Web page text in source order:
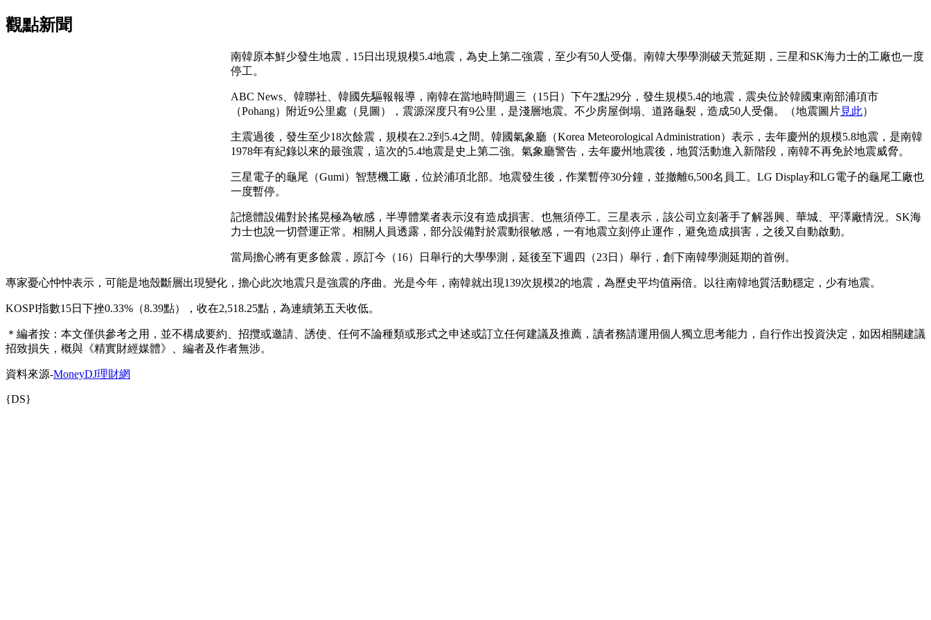
觀點新聞
南韓原本鮮少發生地震，15日出現規模5.4地震，為史上第二強震，至少有50人受傷。南韓大學學測破天荒延期，三星和SK海力士的工廠也一度
停工。
ABC News、韓聯社、韓國先驅報報導，南韓在當地時間週三（15日）下午2點29分，發生規模5.4的地震，震央位於韓國東南部浦項市
（Pohang）附近9公里處（見圖），震源深度只有9公里，是淺層地震。不少房屋倒塌、道路龜裂，造成50人受傷。（地震圖片見此）
主震過後，發生至少18次餘震，規模在2.2到5.4之間。韓國氣象廳（Korea Meteorological Administration）表示，去年慶州的規模5.8地震，是南韓
1978年有紀錄以來的最強震，這次的5.4地震是史上第二強。氣象廳警告，去年慶州地震後，地質活動進入新階段，南韓不再免於地震威脅。
三星電子的龜尾（Gumi）智慧機工廠，位於浦項北部。地震發生後，作業暫停30分鐘，並撤離6,500名員工。LG Display和LG電子的龜尾工廠也
一度暫停。
記憶體設備對於搖晃極為敏感，半導體業者表示沒有造成損害、也無須停工。三星表示，該公司立刻著手了解器興、華城、平澤廠情況。SK海
力士也說一切營運正常。相關人員透露，部分設備對於震動很敏感，一有地震立刻停止運作，避免造成損害，之後又自動啟動。
當局擔心將有更多餘震，原訂今（16）日舉行的大學學測，延後至下週四（23日）舉行，創下南韓學測延期的首例。
專家憂心忡忡表示，可能是地殼斷層出現變化，擔心此次地震只是強震的序曲。光是今年，南韓就出現139次規模2的地震，為歷史平均值兩倍。以往南韓地質活動穩定，少有地震。
KOSPI指數15日下挫0.33%（8.39點），收在2,518.25點，為連續第五天收低。
＊編者按：本文僅供參考之用，並不構成要約、招攬或邀請、誘使、任何不論種類或形式之申述或訂立任何建議及推薦，讀者務請運用個人獨立思考能力，自行作出投資決定，如因相關建議
招致損失，概與《精實財經媒體》、編者及作者無涉。
資料來源-MoneyDJ理財網
{DS}